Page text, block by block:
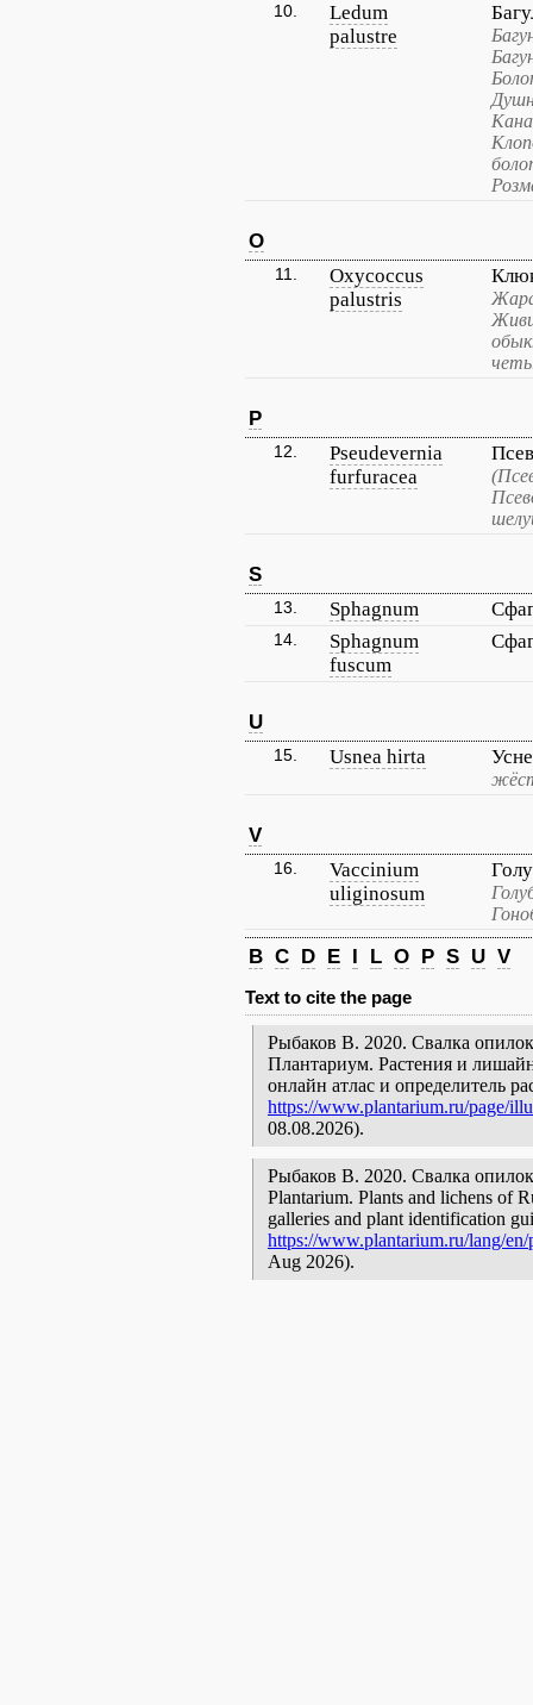
10.
Ledum
palustre
O
11.
Oxycoccus
palustris
P
12.
Pseudevernia
furfuracea
S
13. Sphagnum
14.
Sphagnum
fuscum
U
15. Usnea hirta
V
16.
Vaccinium
uliginosum
B C D E I L O P S U V
Text to cite the page
Рыбаков В. 2020. Свалка
Плантариум. Растения и
онлайн атлас и определитель
https://www.plantarium.ru/page/
08.08.2026).
Рыбаков В. 2020. Свалка
Plantarium. Plants and lichens of
galleries and plant identification
https://www.plantarium.ru/lang/
Aug 2026).